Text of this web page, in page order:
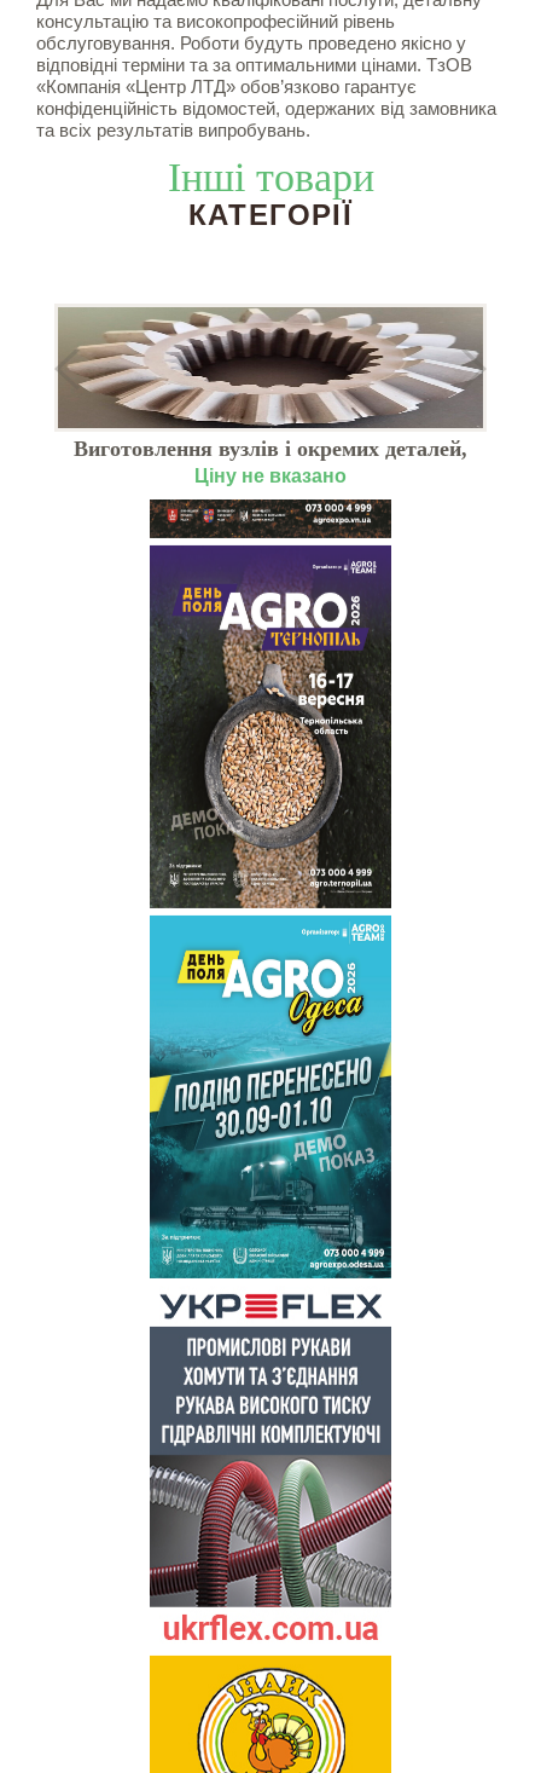
консультацію та високопрофесійний рівень
обслуговування. Роботи будуть проведено якісно у
відповідні терміни та за оптимальними цінами. ТзОВ
«Компанія «Центр ЛТД» обов’язково гарантує
конфіденційність відомостей, одержаних від замовника
та всіх результатів випробувань.
Інші товари
КАТЕГОРІЇ
Виготовлення вузлів і окремих деталей,
запчастин
Ціну не вказано